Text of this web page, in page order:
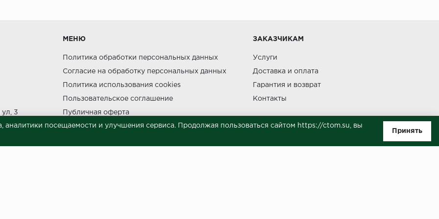
3
МЕНЮ
Политика обработки персональных данных
Согласие на обработку персональных данных
Политика использования cookies
Пользовательское соглашение
Публичная оферта
Сведения о продавце (реквизиты)
ЗАКАЗЧИКАМ
Услуги
Доставка и оплата
Гарантия и возврат
Контакты
посещаемости и улучшения сервиса. Продолжая пользоваться сайтом https://ctom.su, вы
Принять